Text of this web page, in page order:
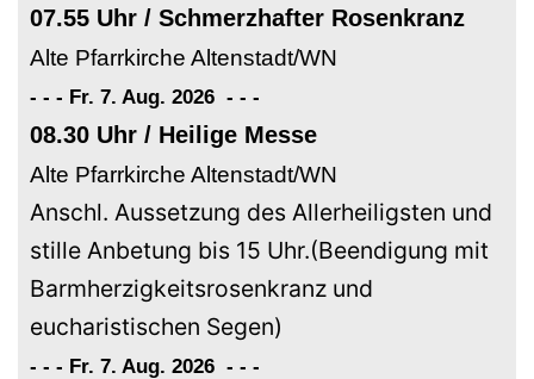
07.55 Uhr / Schmerzhafter Rosenkranz
Alte Pfarrkirche Altenstadt/WN
- - - Fr. 7. Aug. 2026 - - -
08.30 Uhr / Heilige Messe
Alte Pfarrkirche Altenstadt/WN
Anschl. Aussetzung des Allerheiligsten und
stille Anbetung bis 15 Uhr.(Beendigung mit
Barmherzigkeitsrosenkranz und
eucharistischen Segen)
- - - Fr. 7. Aug. 2026 - - -